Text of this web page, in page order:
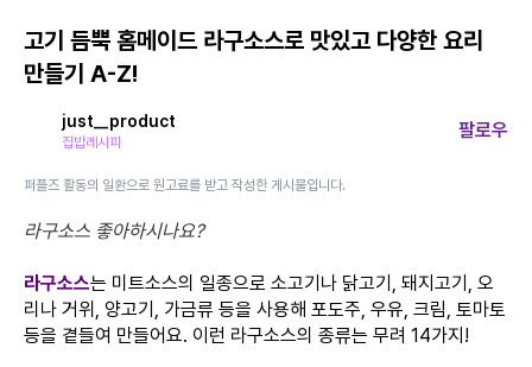
고기 듬뿍 홈메이드 라구소스로 맛있고 다양한 요리
만들기 A-Z!
just__product
집밥레시피
팔로우
퍼플즈 활동의 일환으로 원고료를 받고 작성한 게시물입니다.
라구소스 좋아하시나요?
라구소스는 미트소스의 일종으로 소고기나 닭고기, 돼지고기, 오
리나 거위, 양고기, 가금류 등을 사용해 포도주, 우유, 크림, 토마토
등을 곁들여 만들어요. 이런 라구소스의 종류는 무려 14가지!